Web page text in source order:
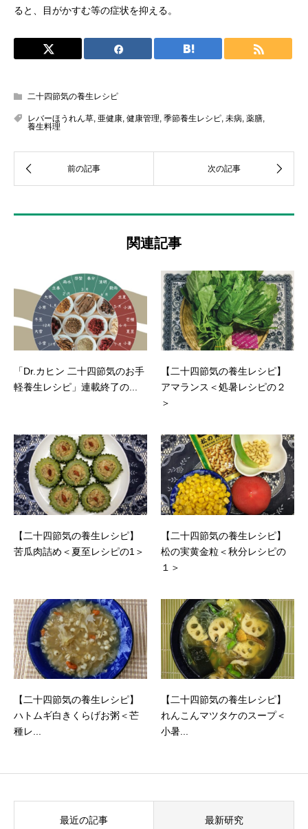
ると、目がかすむ等の症状を抑える。
二十四節気の養生レシピ
レバーほうれん草, 亜健康, 健康管理, 季節養生レシピ, 未病, 薬膳,
養生料理
関連記事
「Dr.カヒン 二十四節気のお手
軽養生レシピ」連載終了の...
【二十四節気の養生レシピ】
アマランス＜処暑レシピの２
＞
【二十四節気の養生レシピ】
苦瓜肉詰め＜夏至レシピの1＞
【二十四節気の養生レシピ】
松の実黄金粒＜秋分レシピの
１＞
【二十四節気の養生レシピ】
ハトムギ白きくらげお粥＜芒
種レ...
【二十四節気の養生レシピ】
れんこんマツタケのスープ＜
小暑...
最近の記事 最新研究